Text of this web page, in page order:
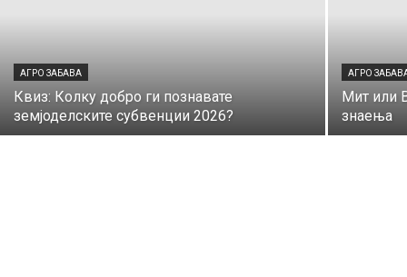
АГРО ЗАБАВА
Квиз: Колку добро ги познавате
земјоделските субвенции 2026?
АГРО
Мит или
знаења